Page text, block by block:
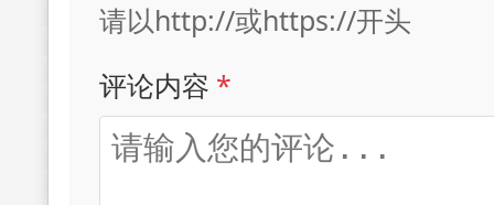
请以http://或https://开头
评论内容 *